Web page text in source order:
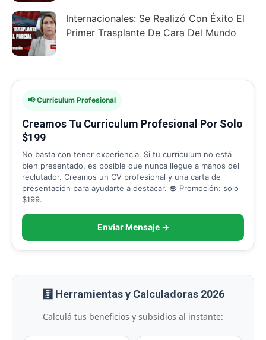
Internacionales: Se Realizó Con Éxito El
Primer Trasplante De Cara Del Mundo
📢 Curriculum Profesional
Creamos Tu Curriculum Profesional Por Solo
$199
No basta con tener experiencia. Si tu currículum no está
bien presentado, es posible que nunca llegue a manos del
reclutador. Creamos un CV profesional y una carta de
presentación para ayudarte a destacar. 💲 Promoción: solo
$199.
Enviar Mensaje →
🧮 Herramientas y Calculadoras 2026
Calculá tus beneficios y subsidios al instante: